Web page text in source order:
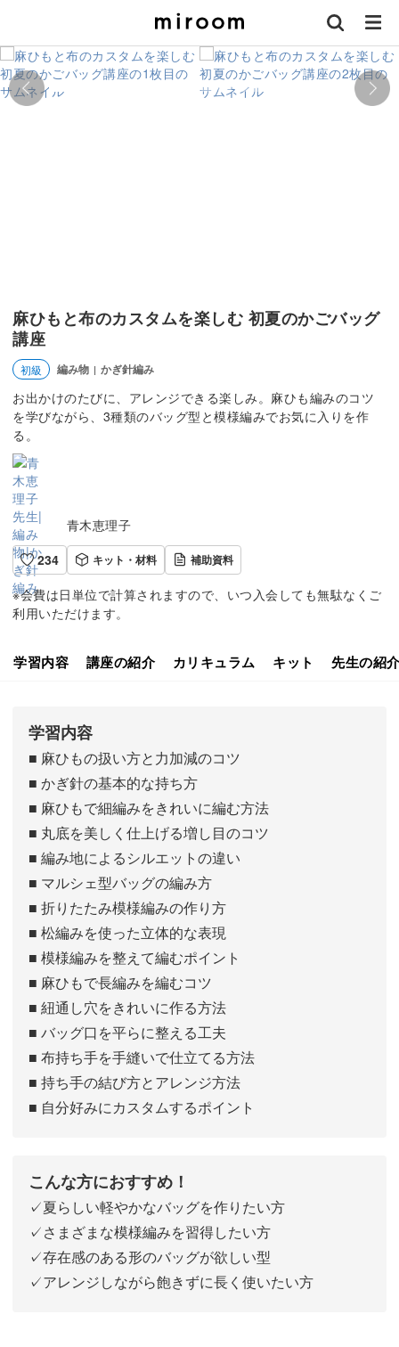
麻ひもと布のカスタムを楽しむ 初夏のかごバッグ
講座
初級 編み物 | かぎ針編み
お出かけのたびに、アレンジできる楽しみ。麻ひも編みのコツ
を学びながら、3種類のバッグ型と模様編みでお気に入りを作
る。
青木恵理子
234
キット・材料 補助資料
※会費は日単位で計算されますので、いつ入会しても無駄なくご
利用いただけます。
学習内容 講座の紹介 カリキュラム キット 先生の紹
学習内容
■ 麻ひもの扱い方と力加減のコツ
■ かぎ針の基本的な持ち方
■ 麻ひもで細編みをきれいに編む方法
■ 丸底を美しく仕上げる増し目のコツ
■ 編み地によるシルエットの違い
■ マルシェ型バッグの編み方
■ 折りたたみ模様編みの作り方
■ 松編みを使った立体的な表現
■ 模様編みを整えて編むポイント
■ 麻ひもで長編みを編むコツ
■ 紐通し穴をきれいに作る方法
■ バッグ口を平らに整える工夫
■ 布持ち手を手縫いで仕立てる方法
■ 持ち手の結び方とアレンジ方法
■ 自分好みにカスタムするポイント
こんな方におすすめ！
✓夏らしい軽やかなバッグを作りたい方
✓さまざまな模様編みを習得したい方
✓存在感のある形のバッグが欲しい型
✓アレンジしながら飽きずに長く使いたい方